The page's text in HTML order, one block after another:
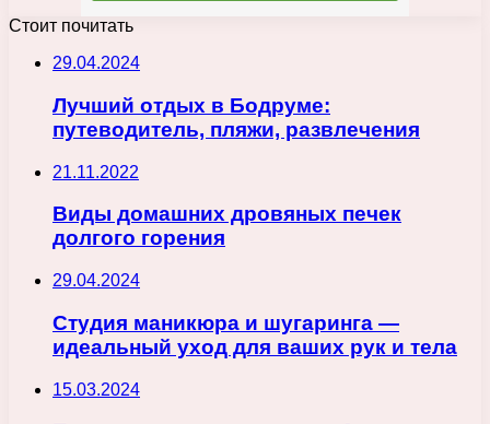
Стоит почитать
29.04.2024
Лучший отдых в Бодруме:
путеводитель, пляжи, развлечения
21.11.2022
Виды домашних дровяных печек
долгого горения
29.04.2024
Студия маникюра и шугаринга —
идеальный уход для ваших рук и тела
15.03.2024